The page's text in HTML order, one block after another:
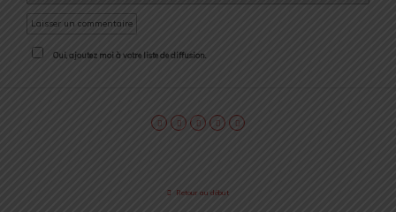
Oui, ajoutez moi à votre liste de diffusion.
Retour au début